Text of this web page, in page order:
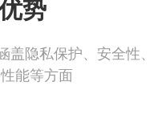
势
隐私保护、安全性、
能等方面